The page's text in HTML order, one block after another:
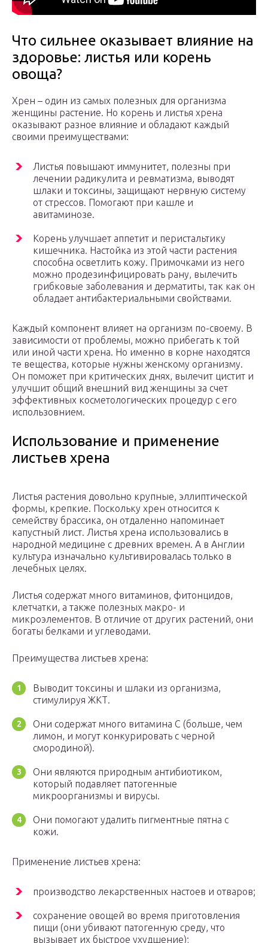
Что сильнее оказывает влияние на
здоровье: листья или корень
овоща?
Хрен – один из самых полезных для организма
женщины растение. Но корень и листья хрена
оказывают разное влияние и обладают каждый
своими преимуществами:
Листья повышают иммунитет, полезны при
лечении радикулита и ревматизма, выводят
шлаки и токсины, защищают нервную систему
от стрессов. Помогают при кашле и
авитаминозе.
Корень улучшает аппетит и перистальтику
кишечника. Настойка из этой части растения
способна осветлить кожу. Примочками из него
можно продезинфицировать рану, вылечить
грибковые заболевания и дерматиты, так как он
обладает антибактериальными свойствами.
Каждый компонент влияет на организм по-своему. В
зависимости от проблемы, можно прибегать к той
или иной части хрена. Но именно в корне находятся
те вещества, которые нужны женскому организму.
Он поможет при критических днях, вылечит цистит и
улучшит общий внешний вид женщины за счет
эффективных косметологических процедур с его
использовнием.
Использование и применение
листьев хрена
Листья растения довольно крупные, эллиптической
формы, крепкие. Поскольку хрен относится к
семейству брассика, он отдаленно напоминает
капустный лист. Листья хрена использовались в
народной медицине с древних времен. А в Англии
культура изначально культивировалась только в
лечебных целях.
Листья содержат много витаминов, фитонцидов,
клетчатки, а также полезных макро- и
микроэлементов. В отличие от других растений, они
богаты белками и углеводами.
Преимущества листьев хрена:
Выводит токсины и шлаки из организма,
стимулируя ЖКТ.
Они содержат много витамина С (больше, чем
лимон, и могут конкурировать с черной
смородиной).
Они являются природным антибиотиком,
который подавляет патогенные
микроорганизмы и вирусы.
Они помогают удалить пигментные пятна с
кожи.
Применение листьев хрена:
производство лекарственных настоев и отваров;
сохранение овощей во время приготовления
пищи (они убивают патогенную среду, что
вызывает их быстрое ухудшение);